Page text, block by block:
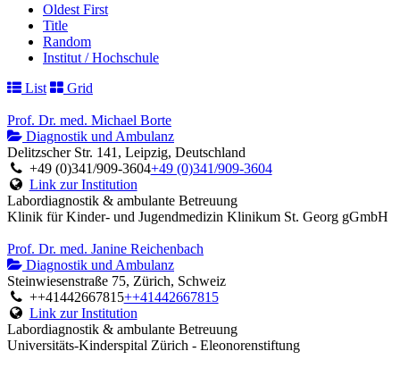
Oldest First
Title
Random
Institut / Hochschule
List
Grid
Prof. Dr. med. Michael Borte
Diagnostik und Ambulanz
Delitzscher Str. 141, Leipzig, Deutschland
+49 (0)341/909-3604+49 (0)341/909-3604
Link zur Institution
Labordiagnostik & ambulante Betreuung
Klinik für Kinder- und Jugendmedizin Klinikum St. Georg gGmbH
Prof. Dr. med. Janine Reichenbach
Diagnostik und Ambulanz
Steinwiesenstraße 75, Zürich, Schweiz
++41442667815++41442667815
Link zur Institution
Labordiagnostik & ambulante Betreuung
Universitäts-Kinderspital Zürich - Eleonorenstiftung